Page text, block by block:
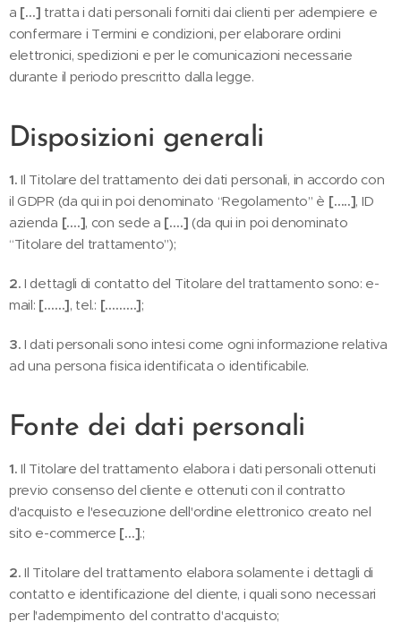
a […] tratta i dati personali forniti dai clienti per adempiere e
confermare i Termini e condizioni, per elaborare ordini
elettronici, spedizioni e per le comunicazioni necessarie
durante il periodo prescritto dalla legge.
Disposizioni generali
1. Il Titolare del trattamento dei dati personali, in accordo con
il GDPR (da qui in poi denominato “Regolamento” è […..], ID
azienda [….], con sede a [….] (da qui in poi denominato
“Titolare del trattamento”);
2.I dettagli di contatto del Titolare del trattamento sono: e-
mail: [……], tel.: [………];
3.I dati personali sono intesi come ogni informazione relativa
ad una persona fisica identificata o identificabile.
Fonte dei dati personali
1.Il Titolare del trattamento elabora i dati personali ottenuti
previo consenso del cliente e ottenuti con il contratto
d'acquisto e l'esecuzione dell'ordine elettronico creato nel
sito e-commerce […].;
2. Il Titolare del trattamento elabora solamente i dettagli di
contatto e identificazione del cliente, i quali sono necessari
per l'adempimento del contratto d'acquisto;